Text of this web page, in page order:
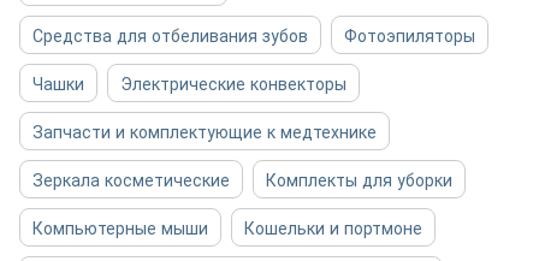
Средства для отбеливания зубов
Фотоэпиляторы
Чашки
Электрические конвекторы
Запчасти и комплектующие к медтехнике
Зеркала косметические
Комплекты для уборки
Компьютерные мыши
Кошельки и портмоне